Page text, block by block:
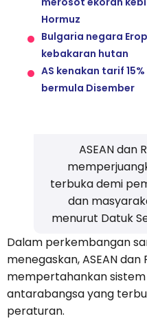
Hormuz
Bulgaria negara
kebakaran hutan
AS kenakan tarif
bermula Disember
ASEAN dan
terbuka demi
dan
menurut Datuk
Dalam perkembangan
menegaskan, ASEAN dan
mempertahankan
antarabangsa yang
peraturan.